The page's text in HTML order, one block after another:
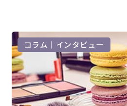
コラム｜インタビュー